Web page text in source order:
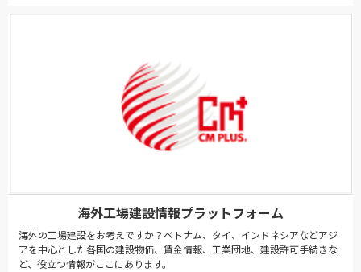
海外工場建設情報プラットフォーム
海外の工場建設をお考えですか？ベトナム、タイ、インドネシアなどアジ
アを中心とした各国の建設物価、賃金情報、工業団地、建設許可手続きな
ど、役立つ情報がここにあります。